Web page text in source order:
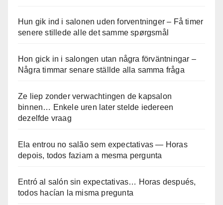
Hun gik ind i salonen uden forventninger – Få timer
senere stillede alle det samme spørgsmål
Hon gick in i salongen utan några förväntningar –
Några timmar senare ställde alla samma fråga
Ze liep zonder verwachtingen de kapsalon
binnen… Enkele uren later stelde iedereen
dezelfde vraag
Ela entrou no salão sem expectativas — Horas
depois, todos faziam a mesma pergunta
Entró al salón sin expectativas… Horas después,
todos hacían la misma pregunta